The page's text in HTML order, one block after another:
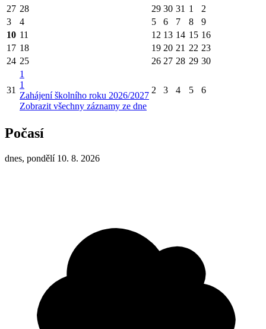
27 28 29 30 31 1
2
3
4 5 6 7 8
9
10 11 12 13 14 15 16
17 18 19 20 21 22 23
24 25 26 27 28 29 30
31
1
1
Zahájení školního roku 2026/2027
Zobrazit všechny záznamy ze dne
2 3 4 5 6
Počasí
dnes, pondělí 10. 8. 2026